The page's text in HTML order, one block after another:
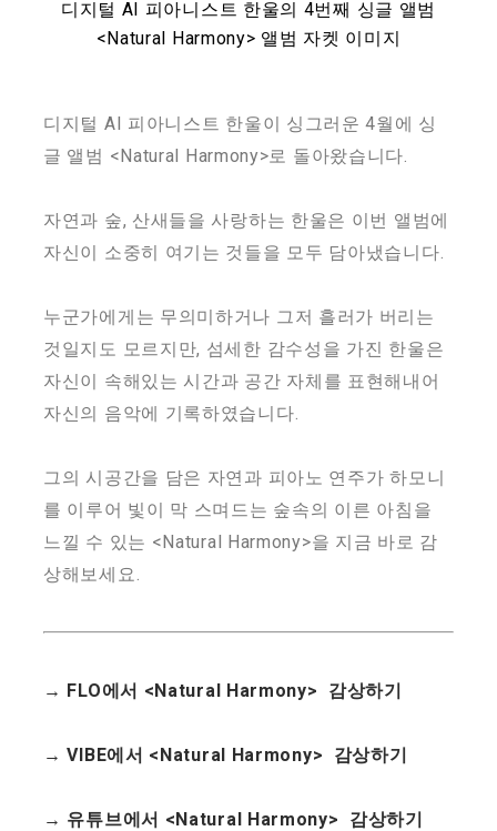
디지털 AI 피아니스트 한울의 4번째 싱글 앨범
<Natural Harmony> 앨범 자켓 이미지
디지털 AI 피아니스트 한울이 싱그러운 4월에 싱
글 앨범 <Natural Harmony>로 돌아왔습니다.
자연과 숲, 산새들을 사랑하는 한울은 이번 앨범에
자신이 소중히 여기는 것들을 모두 담아냈습니다.
누군가에게는 무의미하거나 그저 흘러가 버리는
것일지도 모르지만, 섬세한 감수성을 가진 한울은
자신이 속해있는 시간과 공간 자체를 표현해내어
자신의 음악에 기록하였습니다.
그의 시공간을 담은 자연과 피아노 연주가 하모니
를 이루어 빛이 막 스며드는 숲속의 이른 아침을
느낄 수 있는 <Natural Harmony>을 지금 바로 감
상해보세요.
→ FLO에서 <Natural Harmony> 감상하기
→ VIBE에서 <Natural Harmony> 감상하기
→ 유튜브에서 <Natural Harmony> 감상하기